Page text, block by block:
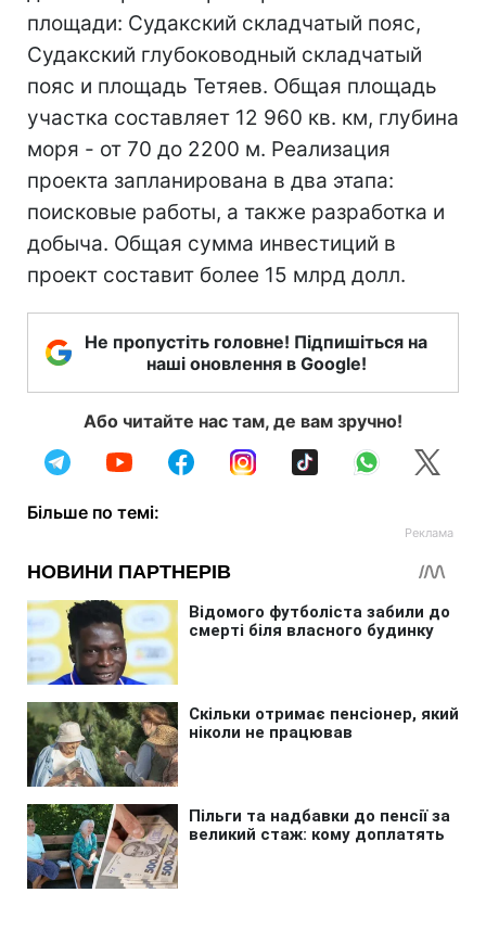
площади: Судакский складчатый пояс,
Судакский глубоководный складчатый
пояс и площадь Тетяев. Общая площадь
участка составляет 12 960 кв. км, глубина
моря - от 70 до 2200 м. Реализация
проекта запланирована в два этапа:
поисковые работы, а также разработка и
добыча. Общая сумма инвестиций в
проект составит более 15 млрд долл.
Не пропустіть головне! Підпишіться на
наші оновлення в Google!
Або читайте нас там, де вам зручно!
Більше по темі: